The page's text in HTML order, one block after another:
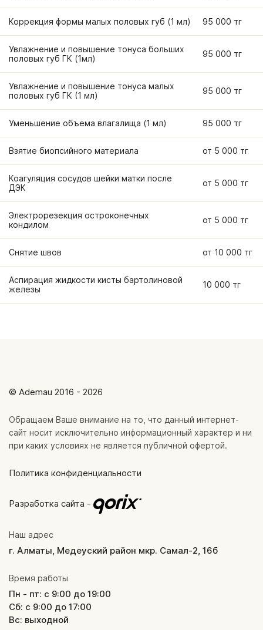
Коррекция формы малых половых губ (1 мл) 95 000 тг
Увлажнение и повышение тонуса больших
половых губ ГК (1мл)
95 000 тг
Увлажнение и повышение тонуса малых
половых губ ГК (1 мл)
95 000 тг
Уменьшение объема влагалища (1 мл) 95 000 тг
Взятие биопсийного материала от 5 000 тг
Коагуляция сосудов шейки матки после
ДЭК
от 5 000 тг
Электрорезекция остроконечных
кондилом
от 5 000 тг
Снятие швов от 10 000 тг
Аспирация жидкости кисты бартолиновой
железы
10 000 тг
© Ademau 2016 - 2026
Обращаем Ваше внимание на то, что данный интернет-
сайт носит исключительно информационный характер и ни
при каких условиях не является публичной офертой.
Политика конфиденциальности
Разработка сайта -
Наш адрес
г. Алматы, Медеуский район мкр. Самал-2, 16б
Время работы
Пн - пт: с 9:00 до 19:00
Сб: с 9:00 до 17:00
Вс: выходной